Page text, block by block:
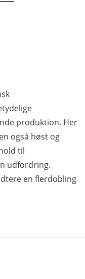
produktion. Her
også høst og
til
udfordring.
en flerdobling